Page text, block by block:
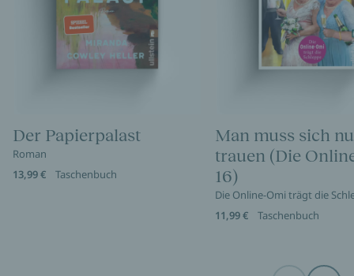
Der Papierpalast
Roman
13,99 €
Taschenbuch
Man muss sich
trauen (Die
16)
Die Online-Omi trägt die
11,99 €
Taschenbuch